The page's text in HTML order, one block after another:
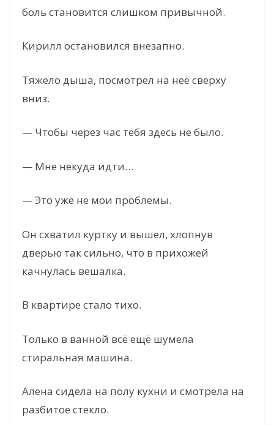
боль становится слишком привычной.
Кирилл остановился внезапно.
Тяжело дыша, посмотрел на неё сверху
вниз.
— Чтобы через час тебя здесь не было.
— Мне некуда идти…
— Это уже не мои проблемы.
Он схватил куртку и вышел, хлопнув
дверью так сильно, что в прихожей
качнулась вешалка.
В квартире стало тихо.
Только в ванной всё ещё шумела
стиральная машина.
Алена сидела на полу кухни и смотрела на
разбитое стекло.